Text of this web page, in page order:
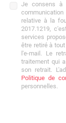
Je consens à
relative à la
2017.1219,
services
être retiré à
l'e-mail. Le
traitement qui
son retrait.
Politique de
personnelles.